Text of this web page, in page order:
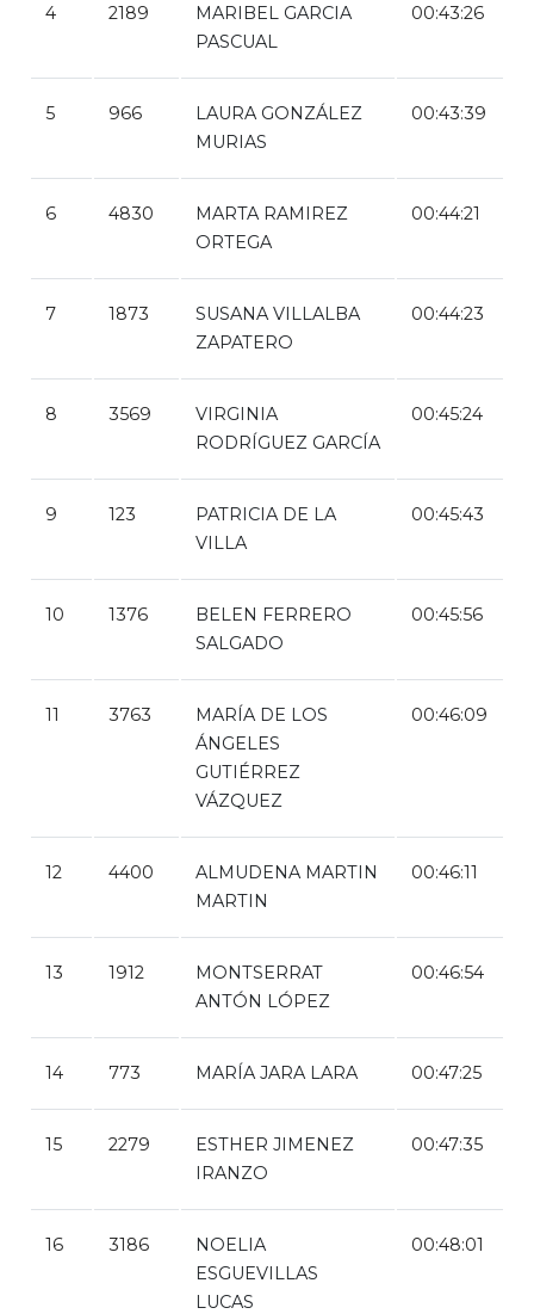
4 2189
MARIBEL GARCIA
PASCUAL
00:43:26
5 966
LAURA GONZÁLEZ
MURIAS
00:43:39
6 4830
MARTA RAMIREZ
ORTEGA
00:44:21
7 1873
SUSANA VILLALBA
ZAPATERO
00:44:23
8 3569
VIRGINIA
RODRÍGUEZ GARCÍA
00:45:24
9 123
PATRICIA DE LA
VILLA
00:45:43
10 1376
BELEN FERRERO
SALGADO
00:45:56
11 3763
MARÍA DE LOS
ÁNGELES
GUTIÉRREZ
VÁZQUEZ
00:46:09
12 4400
ALMUDENA MARTIN
MARTIN
00:46:11
13 1912
MONTSERRAT
ANTÓN LÓPEZ
00:46:54
14 773 MARÍA JARA LARA 00:47:25
15 2279
ESTHER JIMENEZ
IRANZO
00:47:35
16 3186
NOELIA
ESGUEVILLAS
LUCAS
00:48:01